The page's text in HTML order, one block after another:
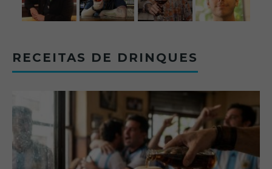
RECEITAS DE DRINQUES